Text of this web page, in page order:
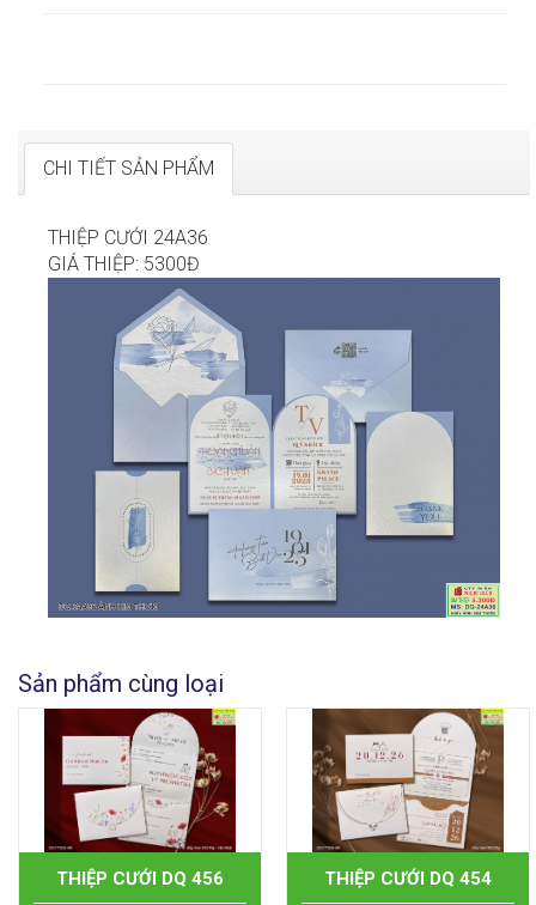
CHI TIẾT SẢN PHẨM
THIỆP CƯỚI 24A36
GIÁ THIỆP: 5300Đ
Sản phẩm cùng loại
THIỆP CƯỚI DQ 456 THIỆP CƯỚI DQ 454